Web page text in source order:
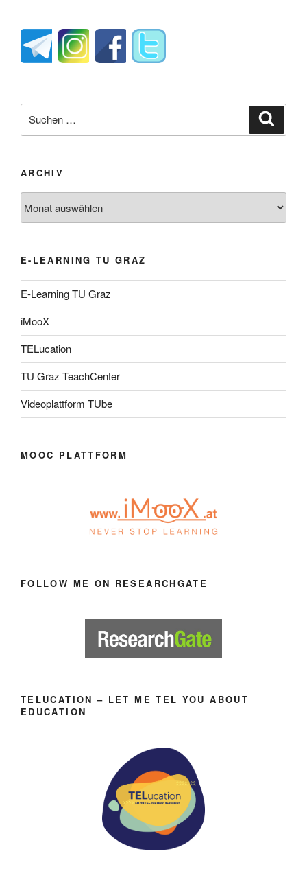
nach:
ARCHIV
E-LEARNING TU GRAZ
E-Learning TU Graz
iMooX
TELucation
TU Graz TeachCenter
Videoplattform TUbe
MOOC PLATTFORM
FOLLOW ME ON RESEARCHGATE
TELUCATION – LET ME TEL YOU ABOUT
EDUCATION